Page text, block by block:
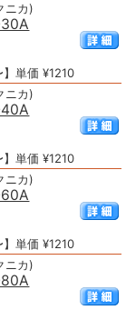
ニカ)
】単価 ¥1210
ニカ)
】単価 ¥1210
ニカ)
】単価 ¥1210
ニカ)